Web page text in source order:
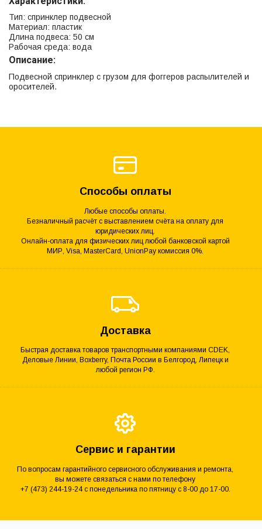
Тип: спринклер подвесной
Материал: пластик
Длина подвеса: 50 см
Рабочая среда: вода
Описание:
Подвесной спринклер с грузом для фоггеров распылителей и
оросителей.
Способы оплаты
Любые способы оплаты.
Безналичный расчёт с выставлением счёта на оплату для
юридических лиц.
Онлайн-оплата для физических лиц любой банковской картой
МИР, Visa, MasterCard, UnionPay комиссия 0%.
Доставка
Быстрая доставка товаров транспортными компаниями CDEK,
Деловые Линии, Boxberry, Почта России в Белгород, Липецк и
любой регион РФ.
Сервис и гарантии
По вопросам гарантийного сервисного обслуживания и ремонта,
вы можете связаться с нами по телефону
+7 (473) 244-19-24 с понедельника по пятницу с 8-00 до 17-00.